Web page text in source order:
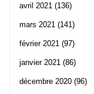
avril 2021 (136)
mars 2021 (141)
février 2021 (97)
janvier 2021 (86)
décembre 2020 (96)